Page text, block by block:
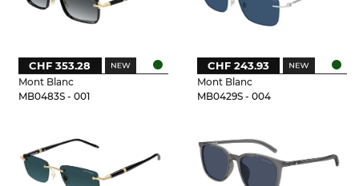
Mont Blanc
MB0483S - 001
CHF 353.28
Mont Blanc
MB0429S - 004
CHF 243.93